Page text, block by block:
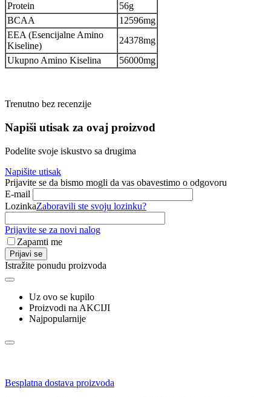
Protein
56g
BCAA
12596mg
EEA (Esencijalne Amino
Kiseline)
24378mg
Ukupno Amino Kiselina
56000mg
Trenutno bez recenzije
Napiši utisak za ovaj proizvod
Podelite svoje iskustvo sa drugima
Napišite utisak
Prijavite se da bismo mogli da vas obavestimo o odgovoru
E-mail
LozinkaZaboravili ste svoju lozinku?
Prijavite se za novi nalog
Zapamti me
Prijavi se
Istražite ponudu proizvoda
Uz ovo se kupilo
Proizvodi na AKCIJI
Najpopularnije
Besplatna dostava proizvoda